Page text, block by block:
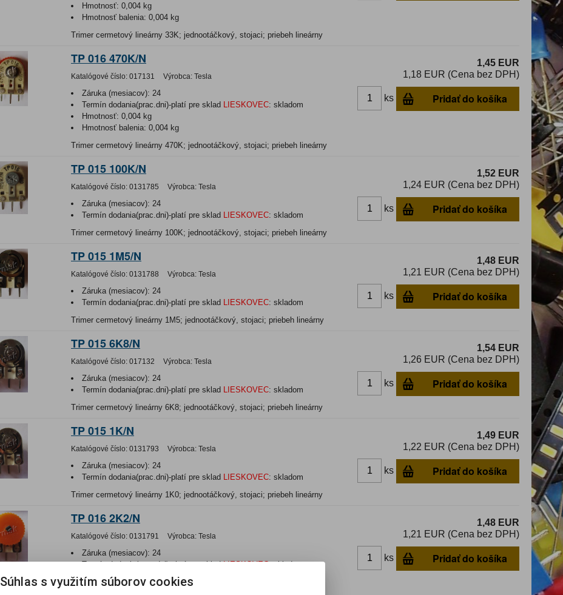
Hmotnosť: 0,004 kg
Hmotnosť balenia: 0,004 kg
Trimer cermetový lineárny 33K; jednootáčkový, stojaci; priebeh lineárny
TP 016 470K/N
Katalógové číslo: 017131 Výrobca: Tesla
Záruka (mesiacov): 24
Termín dodania(prac.dni)-platí pre sklad LIESKOVEC: skladom
Hmotnosť: 0,004 kg
Hmotnosť balenia: 0,004 kg
Trimer cermetový lineárny 470K; jednootáčkový, stojaci; priebeh lineárny
1,45 EUR
1,18 EUR (Cena bez DPH)
ks Pridať do košíka
TP 015 100K/N
Katalógové číslo: 0131785 Výrobca: Tesla
Záruka (mesiacov): 24
Termín dodania(prac.dni)-platí pre sklad LIESKOVEC: skladom
Trimer cermetový lineárny 100K; jednootáčkový, stojaci; priebeh lineárny
1,52 EUR
1,24 EUR (Cena bez DPH)
ks Pridať do košíka
TP 015 1M5/N
Katalógové číslo: 0131788 Výrobca: Tesla
Záruka (mesiacov): 24
Termín dodania(prac.dni)-platí pre sklad LIESKOVEC: skladom
Trimer cermetový lineárny 1M5; jednootáčkový, stojaci; priebeh lineárny
1,48 EUR
1,21 EUR (Cena bez DPH)
ks Pridať do košíka
TP 015 6K8/N
Katalógové číslo: 017132 Výrobca: Tesla
Záruka (mesiacov): 24
Termín dodania(prac.dni)-platí pre sklad LIESKOVEC: skladom
Trimer cermetový lineárny 6K8; jednootáčkový, stojaci; priebeh lineárny
1,54 EUR
1,26 EUR (Cena bez DPH)
ks Pridať do košíka
TP 015 1K/N
Katalógové číslo: 0131793 Výrobca: Tesla
Záruka (mesiacov): 24
Termín dodania(prac.dni)-platí pre sklad LIESKOVEC: skladom
Trimer cermetový lineárny 1K0; jednootáčkový, stojaci; priebeh lineárny
1,49 EUR
1,22 EUR (Cena bez DPH)
ks Pridať do košíka
TP 016 2K2/N
Katalógové číslo: 0131791 Výrobca: Tesla
Záruka (mesiacov): 24
Termín dodania(prac.dni)-platí pre skladLIESKOVEC:skladom
Hmotnosť:
Hmotnosť balenia: 0,004 kg
1,48 EUR
1,21 EUR (Cena bez DPH)
ks Pridať do košíka
Súhlas s využitím súborov cookies